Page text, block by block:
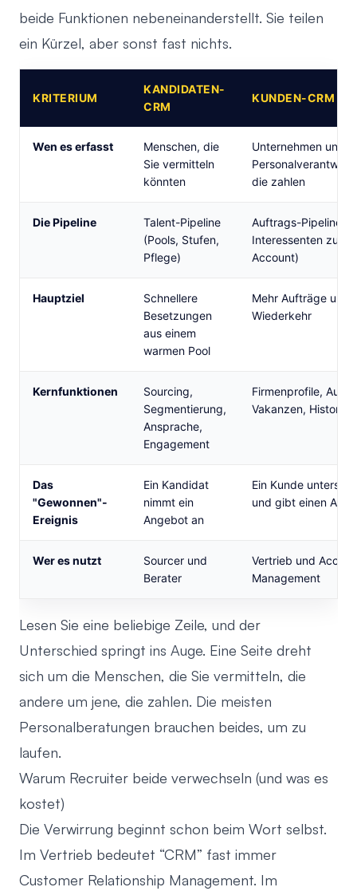
beide Funktionen nebeneinanderstellt. Sie teilen
ein Kürzel, aber sonst fast nichts.
KRITERIUM
KANDIDATEN-
CRM
KUNDEN-CRM
Wen es erfasst
Menschen, die
Sie vermitteln
könnten
Unternehmen und
die zahlen
Die Pipeline
Talent-Pipeline
(Pools, Stufen,
Pflege)
Auftrags-Pipeline
Interessenten zum
Account)
Hauptziel
Schnellere
Besetzungen
aus einem
warmen Pool
Mehr Aufträge und
Wiederkehr
Kernfunktionen
Sourcing,
Segmentierung,
Ansprache,
Engagement
Firmenprofile,
Vakanzen, Historie
Das
"Gewonnen"-
Ereignis
Ein Kandidat
nimmt ein
Angebot an
Ein Kunde
und gibt einen
Wer es nutzt
Sourcer und
Berater
Vertrieb und
Management
Lesen Sie eine beliebige Zeile, und der
Unterschied springt ins Auge. Eine Seite dreht
sich um die Menschen, die Sie vermitteln, die
andere um jene, die zahlen. Die meisten
Personalberatungen brauchen beides, um zu
laufen.
Warum Recruiter beide verwechseln (und was es
kostet)
Die Verwirrung beginnt schon beim Wort selbst.
Im Vertrieb bedeutet “CRM” fast immer
Customer Relationship Management. Im